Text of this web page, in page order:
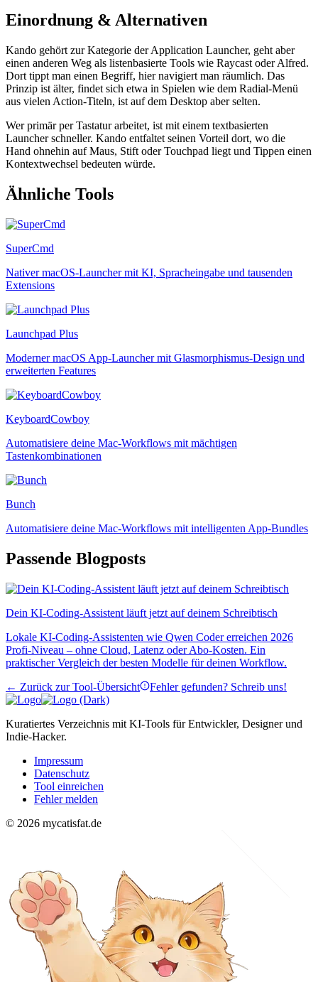
Einordnung & Alternativen
Kando gehört zur Kategorie der Application Launcher, geht aber
einen anderen Weg als listenbasierte Tools wie Raycast oder Alfred.
Dort tippt man einen Begriff, hier navigiert man räumlich. Das
Prinzip ist älter, findet sich etwa in Spielen wie dem Radial-Menü
aus vielen Action-Titeln, ist auf dem Desktop aber selten.
Wer primär per Tastatur arbeitet, ist mit einem textbasierten
Launcher schneller. Kando entfaltet seinen Vorteil dort, wo die
Hand ohnehin auf Maus, Stift oder Touchpad liegt und Tippen einen
Kontextwechsel bedeuten würde.
Ähnliche Tools
SuperCmd
Nativer macOS-Launcher mit KI, Spracheingabe und tausenden
Extensions
Launchpad Plus
Moderner macOS App-Launcher mit Glasmorphismus-Design und
erweiterten Features
KeyboardCowboy
Automatisiere deine Mac-Workflows mit mächtigen
Tastenkombinationen
Bunch
Automatisiere deine Mac-Workflows mit intelligenten App-Bundles
Passende Blogposts
Dein KI-Coding-Assistent läuft jetzt auf deinem Schreibtisch
Lokale KI-Coding-Assistenten wie Qwen Coder erreichen 2026
Profi-Niveau – ohne Cloud, Latenz oder Abo-Kosten. Ein
praktischer Vergleich der besten Modelle für deinen Workflow.
← Zurück zur Tool-Übersicht
Fehler gefunden? Schreib uns!
Kuratiertes Verzeichnis mit KI-Tools für Entwickler, Designer und
Indie-Hacker.
Impressum
Datenschutz
Tool einreichen
Fehler melden
© 2026 mycatisfat.de